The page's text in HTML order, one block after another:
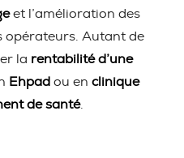
et l’amélioration des
opérateurs. Autant de
la rentabilité d’une
Ehpad ou en clinique
de santé.